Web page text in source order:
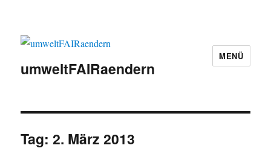
umweltFAIRaendern
MENÜ
Tag:2. März 2013